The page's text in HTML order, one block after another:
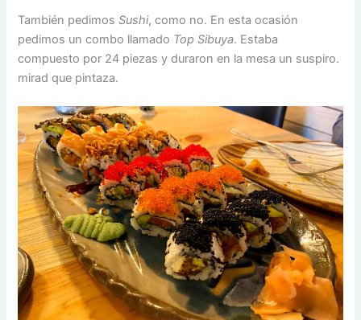
También pedimosSushi, como no. En esta ocasión
pedimos un combo llamado Top Sibuya. Estaba
compuesto por 24 piezas y duraron en la mesa un suspiro.
mirad que pintaza.